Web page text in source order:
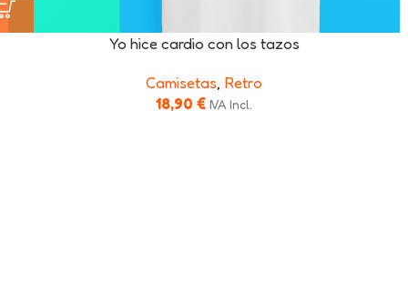
Yo hice cardio con los tazos
Camisetas Retro
18,90 € IVA Incl.